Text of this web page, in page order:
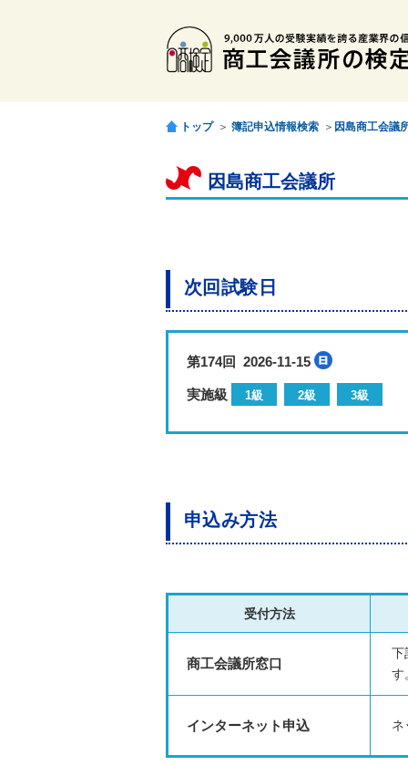
トップ ＞ 簿記申込情報検索 ＞ 因島商工会議
因島商工会議所
次回試験日
第174回 2026-11-15
実施級 1級 2級 3級
申込み方法
受付方法
商工会議所窓口
下
す
インターネット申込 ネ